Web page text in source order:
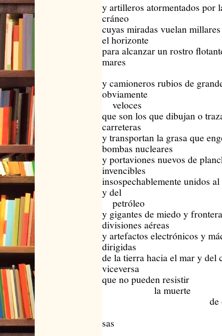
y artilleros atormentados por
cráneo
cuyas miradas vuelan
el horizonte
para alcanzar un rostro
mares
y camioneros rubios de
obviamente
veloces
que son los que dibujan o
carreteras
y transportan la grasa que
bombas nucleares
y portaviones nuevos de
invencibles
insospechablemente unidos
y del
petróleo
y gigantes de miedo y
divisiones aéreas
y artefactos electrónicos y
dirigidas
de la tierra hacia el mar y del
viceversa
que no pueden resistir
la muerte
de
sas